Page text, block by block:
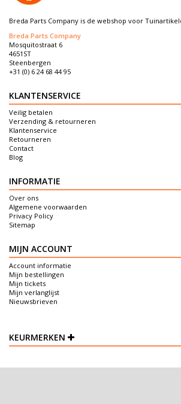
Breda Parts Company is de webshop voor
Breda Parts Company
Mosquitostraat 6
4651ST
Steenbergen
+31 (0) 6 24 68 44 95
KLANTENSERVICE
Veilig betalen
Verzending & retourneren
Klantenservice
Retourneren
Contact
Blog
INFORMATIE
Over ons
Algemene voorwaarden
Privacy Policy
Sitemap
MIJN ACCOUNT
Account informatie
Mijn bestellingen
Mijn tickets
Mijn verlanglijst
Nieuwsbrieven
KEURMERKEN